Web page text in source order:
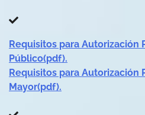
Requisitos para Autorización
Público(pdf).
Requisitos para Autorización
Mayor(pdf).